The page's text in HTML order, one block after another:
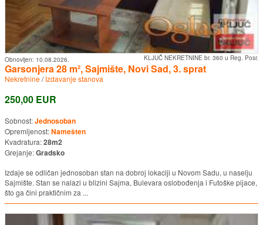
KLJUČ NEKRETNINE br. 360 u Reg. Posr.
Obnovljen: 10.08.2026.
Garsonjera 28 m², Sajmište, Novi Sad, 3. sprat
Nekretnine/Izdavanje stanova
250,00 EUR
Sobnost:Jednosoban
Opremljenost:Namešten
Kvadratura:28m2
Grejanje:Gradsko
Izdaje se odličan jednosoban stan na dobroj lokaciji u Novom Sadu, u naselju
Sajmište. Stan se nalazi u blizini Sajma, Bulevara oslobođenja i Futoške pijace,
što ga čini praktičnim za ...